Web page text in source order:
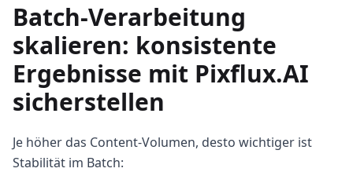
Batch-Verarbeitung
skalieren: konsistente
Ergebnisse mit Pixflux.AI
sicherstellen
Je höher das Content-Volumen, desto wichtiger ist
Stabilität im Batch: